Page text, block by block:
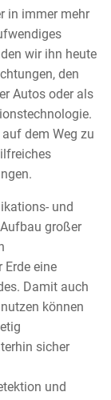
in immer mehr
wir ihn heute
den
Autos oder als
dem Weg zu
und
großer
Erde eine
Damit auch
können
sicher
und